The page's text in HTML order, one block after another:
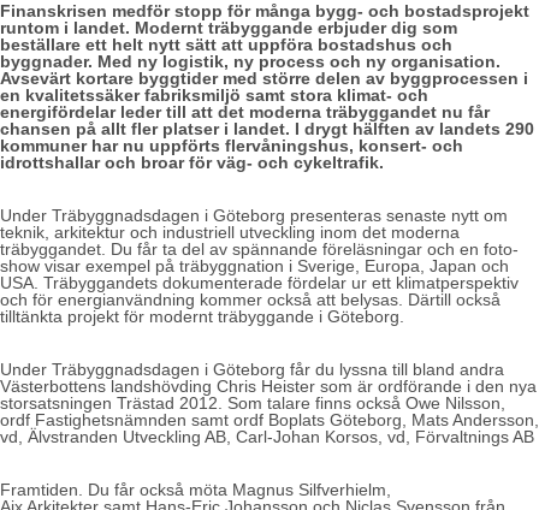
Finanskrisen medför stopp för många bygg- och bostadsprojekt
runtom i landet. Modernt träbyggande erbjuder dig som
beställare ett helt nytt sätt att uppföra bostadshus och
byggnader. Med ny logistik, ny process och ny organisation.
Avsevärt kortare byggtider med större delen av byggprocessen i
en kvalitetssäker fabriksmiljö samt stora klimat- och
energifördelar leder till att det moderna träbyggandet nu får
chansen på allt fler platser i landet. I drygt hälften av landets 290
kommuner har nu uppförts flervåningshus, konsert- och
idrottshallar och broar för väg- och cykeltrafik.
Under Träbyggnadsdagen i Göteborg presenteras senaste nytt om
teknik, arkitektur och industriell utveckling inom det moderna
träbyggandet. Du får ta del av spännande föreläsningar och en foto-
show visar exempel på träbyggnation i Sverige, Europa, Japan och
USA. Träbyggandets dokumenterade fördelar ur ett klimatperspektiv
och för energianvändning kommer också att belysas. Därtill också
tilltänkta projekt för modernt träbyggande i Göteborg.
Under Träbyggnadsdagen i Göteborg får du lyssna till bland andra
Västerbottens landshövding Chris Heister som är ordförande i den nya
storsatsningen Trästad 2012. Som talare finns också Owe Nilsson,
ordf Fastighetsnämnden samt ordf Boplats Göteborg, Mats Andersson,
vd, Älvstranden Utveckling AB, Carl-Johan Korsos, vd, Förvaltnings AB
Framtiden. Du får också möta Magnus Silfverhielm,